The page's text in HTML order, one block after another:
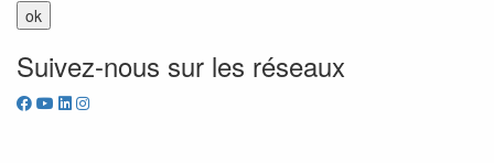
Suivez-nous sur les réseaux